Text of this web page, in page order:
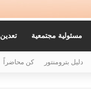
مسئولية مجتمعية تعدين
دليل بترومنتور كن محاضراً